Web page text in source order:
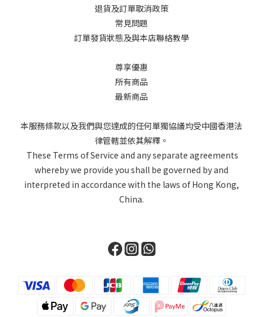
退貨及訂單取消政策
常見問題
訂單發貨狀態及與本店聯絡教學
尊享優惠
所有商品
最新商品
本服務條款以及我們與您達成的任何單獨協議均受中國香港法
律管轄並依其解釋。
These Terms of Service and any separate agreements
whereby we provide you shall be governed by and
interpreted in accordance with the laws of Hong Kong,
China.